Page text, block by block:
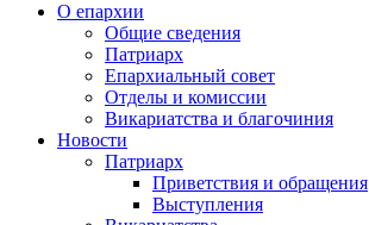
О епархии
Общие сведения
Патриарх
Епархиальный совет
Отделы и комиссии
Викариатства и благочиния
Новости
Патриарх
Приветствия и обращения
Выступления